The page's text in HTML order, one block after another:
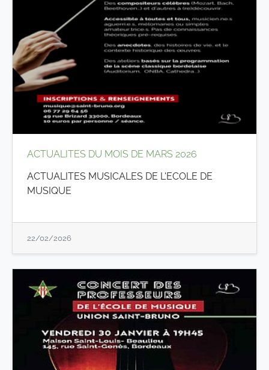
ACTUALITES DU MOIS DE MARS 2026
ACTUALITES MUSICALES DE L'ECOLE DE
MUSIQUE
22/02/2026